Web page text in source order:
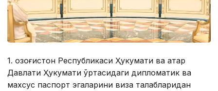
1. Қозоғистон Республикаси Ҳукумати ва Қатар
Давлати Ҳукумати ўртасидаги дипломатик ва
махсус паспорт эгаларини виза талабларидан